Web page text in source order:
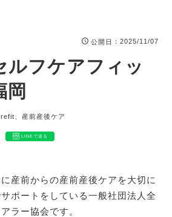
公開日 ：2025/11/07
ルフケアフィッ
岡
、産前産後ケア
LINEで送る
産前からの産前産後ケアを大切に
ポートをしている一般社団法人全
ラー協会です。